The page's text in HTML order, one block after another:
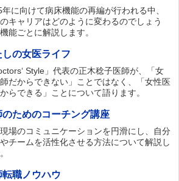
に向けて病床機能の再編が行われる中、
キャリアはどのように変わるのでしょう
能ごとに解説します。
しの女医ライフ
Style」代表の正木稔子医師が、「女
だからできない」ことではなく、「女性医
らできる」ことについて語ります。
のためのコーチング講座
場のコミュニケーションを円滑にし、自分
チームを活性化させる方法について解説し
転職ノウハウ